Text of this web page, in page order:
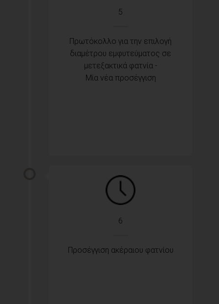
5
Πρωτόκολλο για την επιλογή
διαμέτρου εμφυτεύματος σε
μετεξακτικά φατνία -
Μία νέα προσέγγιση
6
Προσέγγιση ακέραιου φατνίου